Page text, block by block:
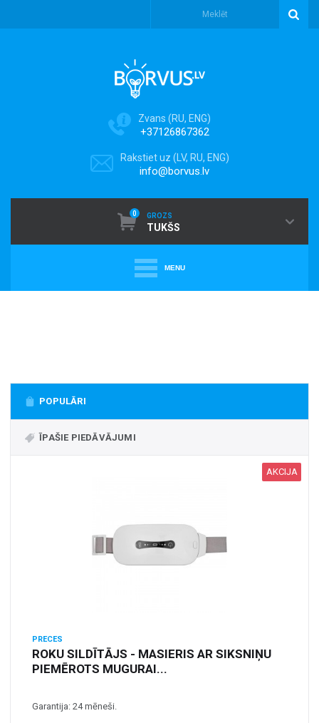
Zvans (RU, ENG)
+37126867362
Rakstiet uz (LV, RU, ENG)
info@borvus.lv
0 GROZS
TUKŠS
MENU
+
CITS
+
DĀRZA TEHNIKA
POPULĀRI
ĪPAŠIE PIEDĀVĀJUMI
AKCIJA
PRECES
ROKU SILDĪTĀJS - MASIERIS AR SIKSNIŅU
PIEMĒROTS MUGURAI...
Garantija: 24 mēneši.